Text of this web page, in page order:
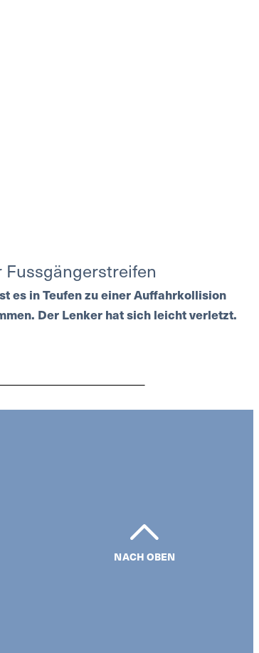
es in Teufen zu einer Auffahrkollision
Der Lenker hat sich leicht verletzt.
NACH OBEN